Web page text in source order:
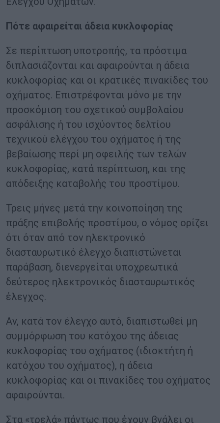
Πότε αφαιρείται άδεια κυκλοφορίας
Σε περίπτωση υποτροπής, τα πρόστιμα
διπλασιάζονται και αφαιρούνται η άδεια
κυκλοφορίας και οι κρατικές πινακίδες του
οχήματος. Επιστρέφονται μόνο με την
προσκόμιση του σχετικού συμβολαίου
ασφάλισης ή του ισχύοντος δελτίου
τεχνικού ελέγχου του οχήματος ή της
βεβαίωσης περί μη οφειλής των τελών
κυκλοφορίας, κατά περίπτωση, και της
απόδειξης καταβολής του προστίμου.
Τρεις μήνες μετά την κοινοποίηση της
πράξης επιβολής προστίμου, ο νόμος ορίζει
ότι όταν από τον ηλεκτρονικό
διασταυρωτικό έλεγχο διαπιστώνεται
παράβαση, διενεργείται υποχρεωτικά
δεύτερος ηλεκτρονικός διασταυρωτικός
έλεγχος.
Αν, κατά τον έλεγχο αυτό, διαπιστωθεί μη
συμμόρφωση του κατόχου της άδειας
κυκλοφορίας του οχήματος (ιδιοκτήτη ή
κατόχου του οχήματος), η άδεια
κυκλοφορίας και οι πινακίδες του οχήματος
αφαιρούνται.
Στα «τρελά» πάντως που έχουν βγάλει οι